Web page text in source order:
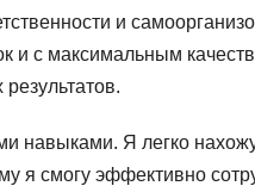
и
и с максимальным
навыками. Я легко
я смогу эффективно